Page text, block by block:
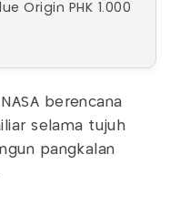
Origin PHK 1.000
berencana
selama tujuh
pangkalan